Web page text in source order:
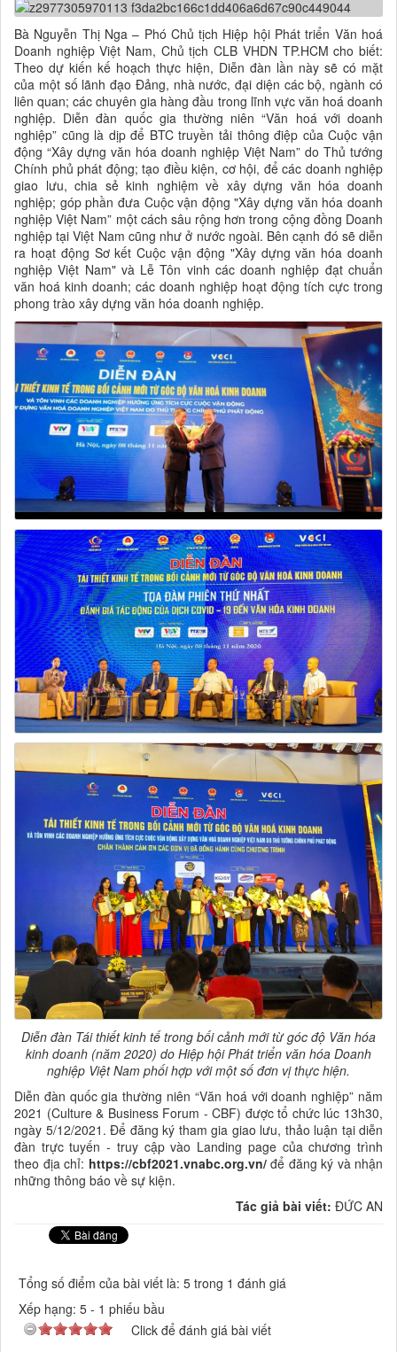
Bà Nguyễn Thị Nga – Phó Chủ tịch Hiệp hội Phát triển Văn hoá
Doanh nghiệp Việt Nam, Chủ tịch CLB VHDN TP.HCM cho biết:
Theo dự kiến kế hoạch thực hiện, Diễn đàn lần này sẽ có mặt
của một số lãnh đạo Đảng, nhà nước, đại diện các bộ, ngành có
liên quan; các chuyên gia hàng đầu trong lĩnh vực văn hoá doanh
nghiệp. Diễn đàn quốc gia thường niên “Văn hoá với doanh
nghiệp” cũng là dịp để BTC truyền tải thông điệp của Cuộc vận
động “Xây dựng văn hóa doanh nghiệp Việt Nam” do Thủ tướng
Chính phủ phát động; tạo điều kiện, cơ hội, để các doanh nghiệp
giao lưu, chia sẻ kinh nghiệm về xây dựng văn hóa doanh
nghiệp; góp phần đưa Cuộc vận động "Xây dựng văn hóa doanh
nghiệp Việt Nam” một cách sâu rộng hơn trong cộng đồng Doanh
nghiệp tại Việt Nam cũng như ở nước ngoài. Bên cạnh đó sẽ diễn
ra hoạt động Sơ kết Cuộc vận động "Xây dựng văn hóa doanh
nghiệp Việt Nam" và Lễ Tôn vinh các doanh nghiệp đạt chuẩn
văn hoá kinh doanh; các doanh nghiệp hoạt động tích cực trong
phong trào xây dựng văn hóa doanh nghiệp.
Diễn đàn Tái thiết kinh tế trong bối cảnh mới từ góc độ Văn hóa
kinh doanh (năm 2020) do Hiệp hội Phát triển văn hóa Doanh
nghiệp Việt Nam phối hợp với một số đơn vị thực hiện.
Diễn đàn quốc gia thường niên “Văn hoá với doanh nghiệp” năm
2021 (Culture & Business Forum - CBF) được tổ chức lúc 13h30,
ngày 5/12/2021. Để đăng ký tham gia giao lưu, thảo luận tại diễn
đàn trực tuyến - truy cập vào Landing page của chương trình
theo địa chỉ: https://cbf2021.vnabc.org.vn/ để đăng ký và nhận
những thông báo về sự kiện.
Tác giả bài viết: ĐỨC AN
Tổng số điểm của bài viết là: 5 trong 1 đánh giá
Xếp hạng: 5 - 1 phiếu bầu
Click để đánh giá bài viết